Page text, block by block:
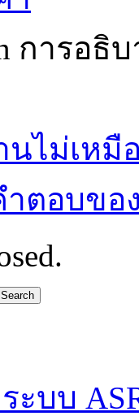
การอธิ
นไม่เห
ตอบขอ
ะบบ